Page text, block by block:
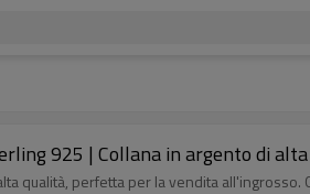
925 | Collana in argento di
qualità, perfetta per la vendita